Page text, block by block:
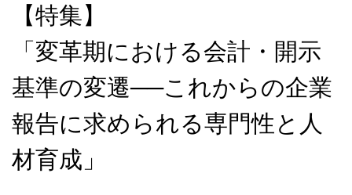
【特集】
「変革期における会計・開示
基準の変遷──これからの企業
報告に求められる専門性と人
材育成」